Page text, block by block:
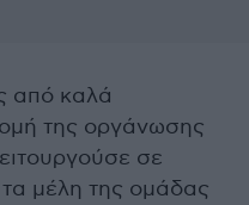
από καλά
της οργάνωσης
σε
μέλη της ομάδας